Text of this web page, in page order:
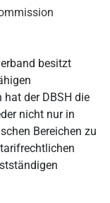
besitzt
der DBSH die
nicht nur in
Bereichen zu